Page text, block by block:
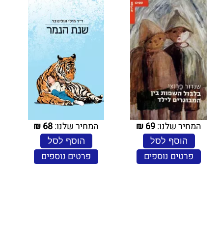
המחיר שלנו:69
₪
הוסף לסל
פרטים נוספים
המחיר שלנו:68
₪
הוסף לסל
פרטים נוספים